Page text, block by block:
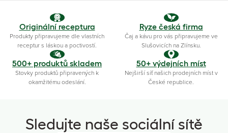
Originální receptura
Produkty připravujeme dle vlastních
receptur s láskou a poctivostí.
Ryze česká firma
Čaj a kávu pro vás připravujeme ve
Slušovicích na Zlínsku.
500+ produktů skladem
Stovky produktů připravených k
okamžitému odeslání.
50+ výdejních míst
Nejširší síť našich prodejních míst v
České republice.
Sledujte naše sociální sítě